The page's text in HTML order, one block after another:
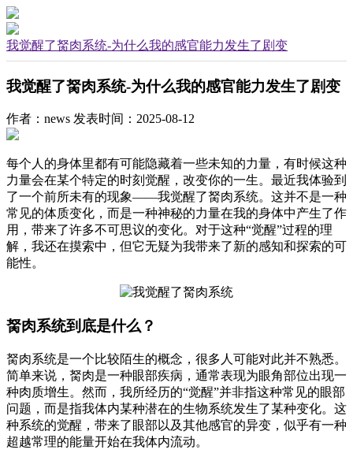
我觉醒了胬肉系统-为什么我的感官能力发生了剧变
我觉醒了胬肉系统-为什么我的感官能力发生了剧变
作者：news 发表时间：2025-08-12
每个人的身体里都有可能隐藏着一些未知的力量，有时候这种
力量会在某个特定的时刻觉醒，改变你的一生。最近我体验到
了一个前所未有的现象——我觉醒了胬肉系统。这并不是一种
常见的体质变化，而是一种神秘的力量在我的身体中产生了作
用，带来了许多不可思议的变化。对于这种“觉醒”过程的理
解，我还在摸索中，但它无疑为我带来了新的感知和探索的可
能性。
胬肉系统到底是什么？
胬肉系统是一个比较陌生的概念，很多人可能对此并不熟悉。
简单来说，胬肉是一种眼部疾病，通常表现为眼角部位出现一
种肉质增生。然而，我所经历的“觉醒”并非指这种常见的眼部
问题，而是指我体内某种潜在的生物系统发生了某种变化。这
种系统的觉醒，带来了眼部以及其他感官的异变，似乎有一种
超越常理的能量开始在我体内流动。